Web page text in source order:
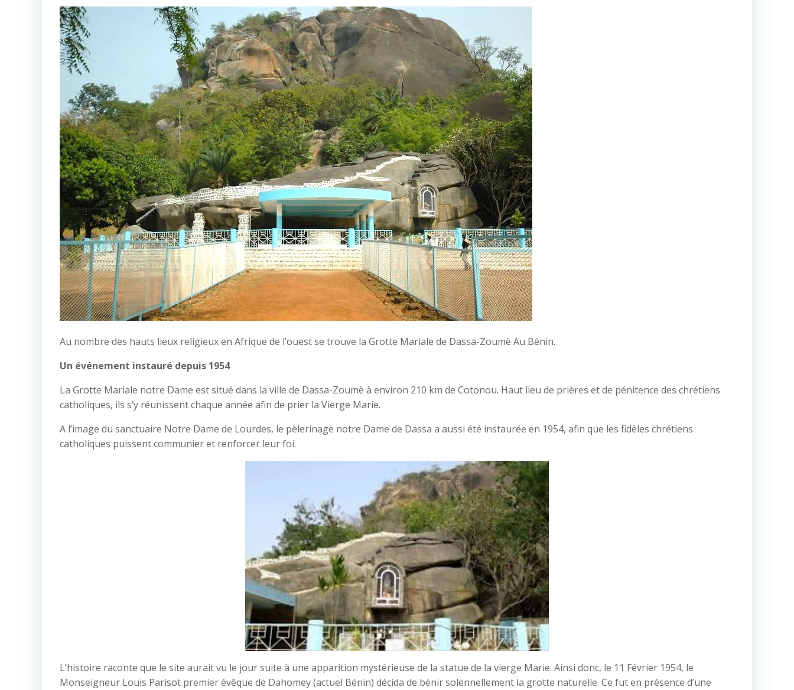
Au nombre des hauts lieux religieux en Afrique de l’ouest se trouve la Grotte Mariale de Dassa-Zoumè Au Bénin.
Un événement instauré depuis 1954
La Grotte Mariale notre Dame est situé dans la ville de Dassa-Zoumè à environ 210 km de Cotonou. Haut lieu de prières et de pénitence des chrétiens
catholiques, ils s’y réunissent chaque année afin de prier la Vierge Marie.
A l’image du sanctuaire Notre Dame de Lourdes, le pèlerinage notre Dame de Dassa a aussi été instaurée en 1954, afin que les fidèles chrétiens
catholiques puissent communier et renforcer leur foi.
L’histoire raconte que le site aurait vu le jour suite à une apparition mystérieuse de la statue de la vierge Marie. Ainsi donc, le 11 Février 1954, le
Monseigneur Louis Parisot premier évêque de Dahomey (actuel Bénin) décida de bénir solennellement la grotte naturelle. Ce fut en présence d’une